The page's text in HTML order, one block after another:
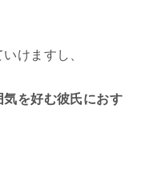
けますし、
気を好む彼氏におす